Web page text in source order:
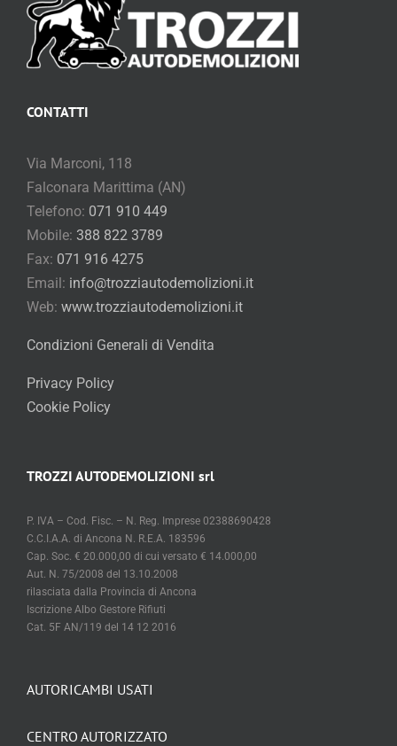
AUTORICAMBI USATI
CENTRO AUTORIZZATO
CONTATTI
Via Marconi, 118
Falconara Marittima (AN)
Telefono: 071 910 449
Mobile: 388 822 3789
Fax: 071 916 4275
Email: info@trozziautodemolizioni.it
Web: www.trozziautodemolizioni.it
Condizioni Generali di Vendita
Privacy Policy
Cookie Policy
TROZZI AUTODEMOLIZIONI srl
P. IVA – Cod. Fisc. – N. Reg. Imprese 02388690428
C.C.I.A.A. di Ancona N. R.E.A. 183596
Cap. Soc. € 20.000,00 di cui versato € 14.000,00
Aut. N. 75/2008 del 13.10.2008
rilasciata dalla Provincia di Ancona
Iscrizione Albo Gestore Rifiuti
Cat. 5F AN/119 del 14 12 2016